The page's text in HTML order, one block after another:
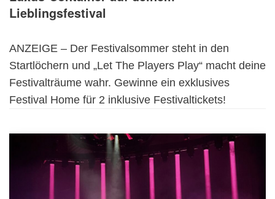
Lieblingsfestival
ANZEIGE – Der Festivalsommer steht in den
Startlöchern und „Let The Players Play“ macht deine
Festivalträume wahr. Gewinne ein exklusives
Festival Home für 2 inklusive Festivaltickets!